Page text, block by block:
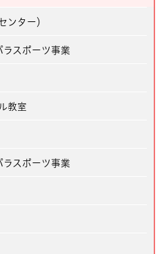
ンター）
スポーツ事業
教室
スポーツ事業